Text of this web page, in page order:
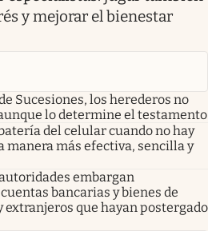
y mejorar el bienestar
Sucesiones, los herederos no
lo determine el testamento
del celular cuando no hay
manera más efectiva, sencilla y
embargan
bancarias y bienes de
extranjeros que hayan postergado